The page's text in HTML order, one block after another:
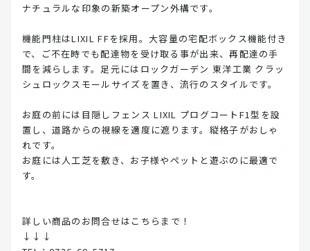
ナチュラルな印象の新築オープン外構です。
機能門柱はLIXIL FFを採用。大容量の宅配ボックス機能付き
で、ご不在時でも配達物を受け取る事が出来、再配達の手
間を減らします。足元にはロックガーデン 東洋工業 クラッ
シュロックスモールサイズを置き、流行のスタイルです。
お庭の前には目隠しフェンス LIXIL プログコートF1型を設
置し、道路からの視線を適度に遮ります。縦格子がおしゃ
れです。
お庭には人工芝を敷き、お子様やペットと遊ぶのに最適で
す。
詳しい商品のお問合せはこちらまで！
↓↓↓